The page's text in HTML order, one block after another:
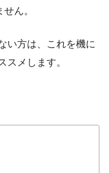
ん。
い方は、これを機に
スメします。